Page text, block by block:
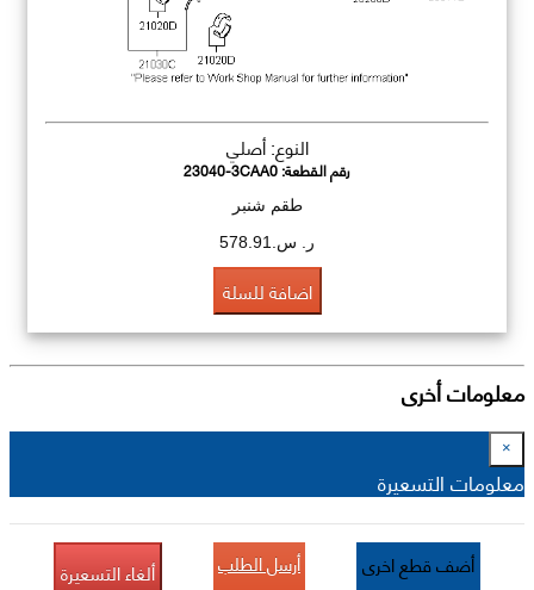
النوع: أصلي
رقم القطعة:23040-3CAA0
طقم شنبر
ر. س.578.91
اضافة للسلة
معلومات أخرى
×
معلومات التسعيرة
أضف قطع اخرى أرسل الطلب ألغاء التسعيرة